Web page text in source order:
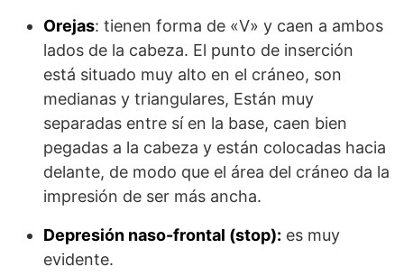
Orejas: tienen forma de «V» y caen a ambos
lados de la cabeza. El punto de inserción
está situado muy alto en el cráneo, son
medianas y triangulares, Están muy
separadas entre sí en la base, caen bien
pegadas a la cabeza y están colocadas hacia
delante, de modo que el área del cráneo da la
impresión de ser más ancha.
Depresión naso-frontal (stop): es muy
evidente.